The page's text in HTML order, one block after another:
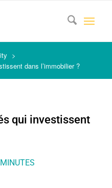
dans l’immobilier ?
qui investissent